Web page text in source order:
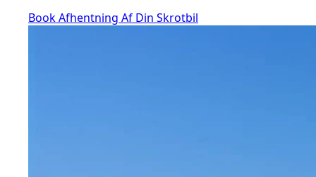
Book Afhentning Af Din Skrotbil